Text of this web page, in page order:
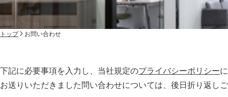
トップ お問い合わせ
下記に必要事項を入力し、当社規定のプライバシーポリシー
お送りいただきました問い合わせについては、後⽇折り返し